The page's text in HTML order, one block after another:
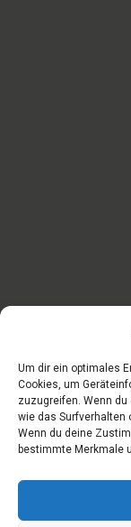
Um dir ein optimales
Cookies, um
zuzugreifen. Wenn
wie das Surfverhalten
Wenn du deine
bestimmte Merkmale